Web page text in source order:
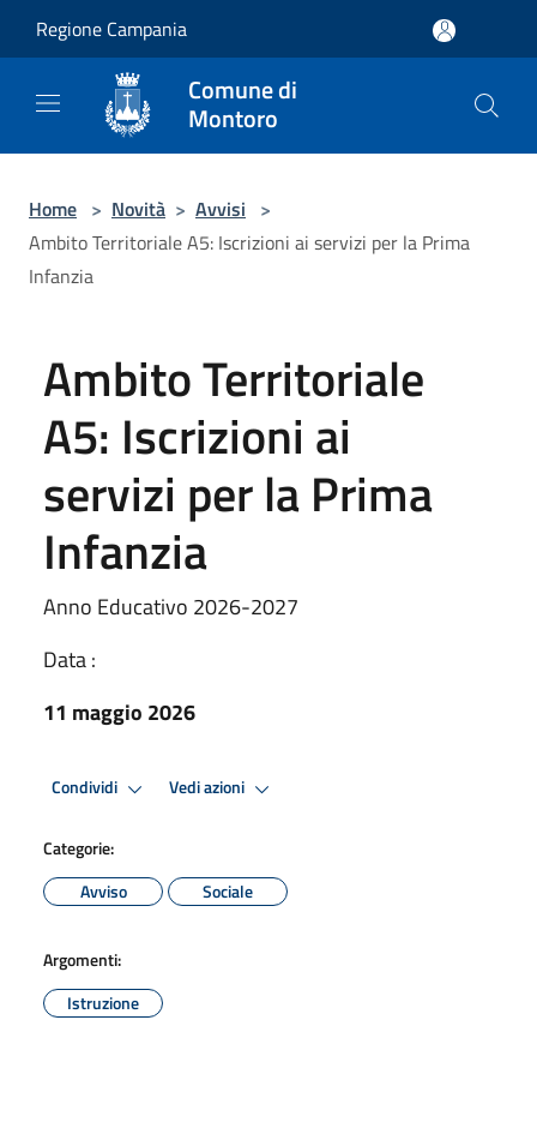
Regione Campania
Comune di
Montoro
Home > Novità > Avvisi >
Ambito Territoriale A5: Iscrizioni ai servizi per la Prima
Infanzia
Ambito Territoriale
A5: Iscrizioni ai
servizi per la Prima
Infanzia
Anno Educativo 2026-2027
Data :
11 maggio 2026
Condividi Vedi azioni
Categorie:
Avviso
Sociale
Argomenti:
Istruzione